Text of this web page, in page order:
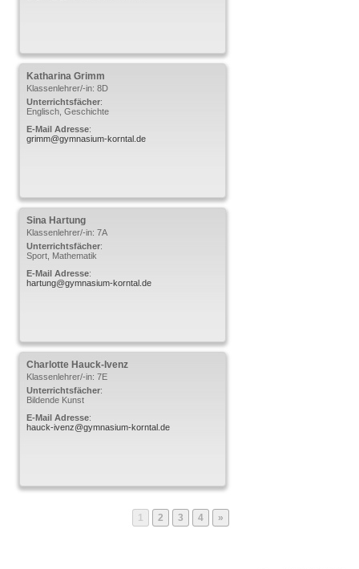
Katharina Grimm
Klassenlehrer/-in: 8D
Unterrichtsfächer:
Englisch, Geschichte
E-Mail Adresse:
grimm@gymnasium-korntal.de
Sina Hartung
Klassenlehrer/-in: 7A
Unterrichtsfächer:
Sport, Mathematik
E-Mail Adresse:
hartung@gymnasium-korntal.de
Charlotte Hauck-Ivenz
Klassenlehrer/-in: 7E
Unterrichtsfächer:
Bildende Kunst
E-Mail Adresse:
hauck-ivenz@gymnasium-korntal.de
Page
1 Page
2 Page
3 Page
4 »